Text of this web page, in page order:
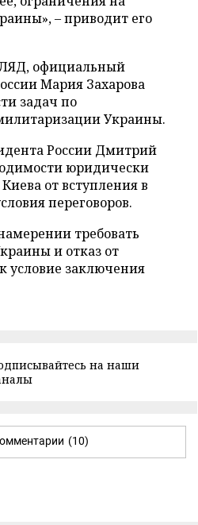
– приводит его
официальный
Мария Захарова
задач по
Украины.
России Дмитрий
юридически
от вступления в
переговоров.
требовать
и отказ от
условие заключения
на наши
(10)